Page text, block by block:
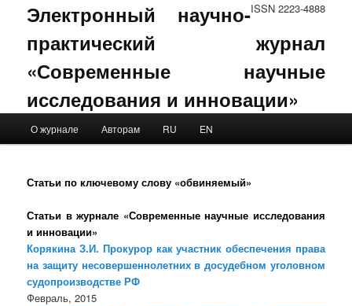
ISSN 2223-4888
Электронный научно-
практический журнал
«Современные научные
исследования и инновации»
Skip to primary content
Skip to secondary content
О журнале Авторам RU EN
Статьи по ключевому слову «обвиняемый»
Статьи в журнале «Современные научные исследования
и инновации»
Корякина З.И. Прокурор как участник обеспечения права
на защиту несовершеннолетних в досудебном уголовном
судопроизводстве РФ
Февраль, 2015